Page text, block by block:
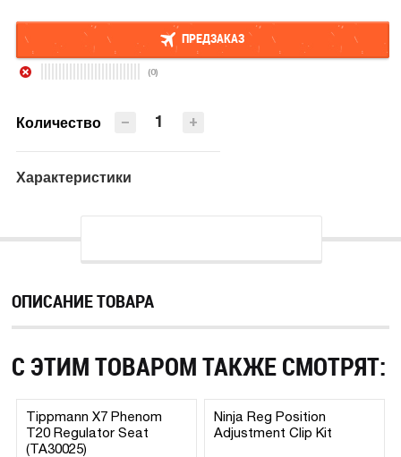
ПРЕДЗАКАЗ
(0)
Количество +
−
Характеристики
ОПИСАНИЕ ТОВАРА
С ЭТИМ ТОВАРОМ ТАКЖЕ СМОТРЯТ:
Tippmann X7 Phenom
T20 Regulator Seat
(TA30025)
Ninja Reg Position
Adjustment Clip Kit